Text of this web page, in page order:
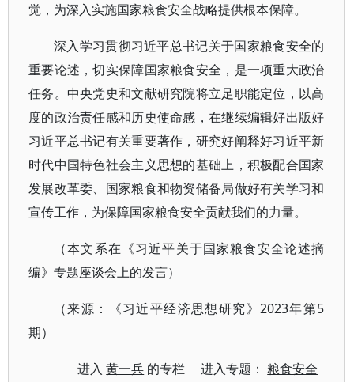
觉，为深入实施国家粮食安全战略提供根本保障。
深入学习贯彻习近平总书记关于国家粮食安全的
重要论述，切实保障国家粮食安全，是一项重大政治
任务。中央党史和文献研究院将立足职能定位，以高
度的政治责任感和历史使命感，在继续编辑好出版好
习近平总书记有关重要著作，研究好阐释好习近平新
时代中国特色社会主义思想的基础上，积极配合国家
发展改革委、国家粮食和物资储备局做好有关学习和
宣传工作，为保障国家粮食安全贡献我们的力量。
（本文系在《习近平关于国家粮食安全论述摘
编》专题座谈会上的发言）
（来源：《习近平经济思想研究》2023年第5
期）
进入黄一兵 的专栏 进入专题：粮食安全